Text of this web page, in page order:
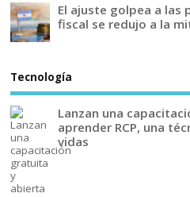
El ajuste golpea a las
fiscal se redujo a la
Tecnología
Lanzan una
aprender RCP, una
vidas